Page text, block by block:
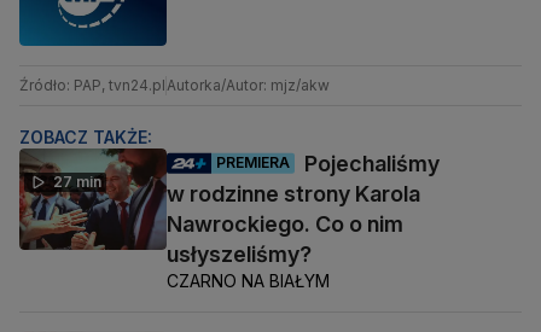
Źródło: PAP, tvn24.pl Autorka/Autor: mjz/akw
ZOBACZ TAKŻE:
27 min
PREMIERA
Pojechaliśmy
w rodzinne strony Karola
Nawrockiego. Co o nim
usłyszeliśmy?
CZARNO NA BIAŁYM